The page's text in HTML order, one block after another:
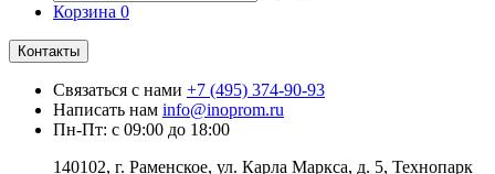
Корзина 0
Контакты
Связаться с нами +7 (495) 374-90-93
Написать нам info@inoprom.ru
Пн-Пт: с 09:00 до 18:00
140102, г. Раменское, ул. Карла Маркса, д. 5, Технопарк